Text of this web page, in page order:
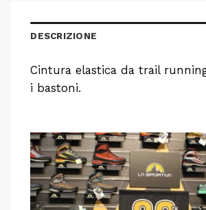
DESCRIZIONE
Cintura elastica da trail
i bastoni.